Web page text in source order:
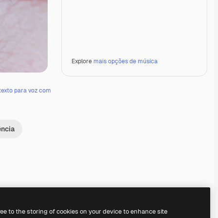
para voz com
Explore mais opções de música
Gerado por IA Premium
PremiumGerado por IA
to the storing of cookies on your device to enhance site